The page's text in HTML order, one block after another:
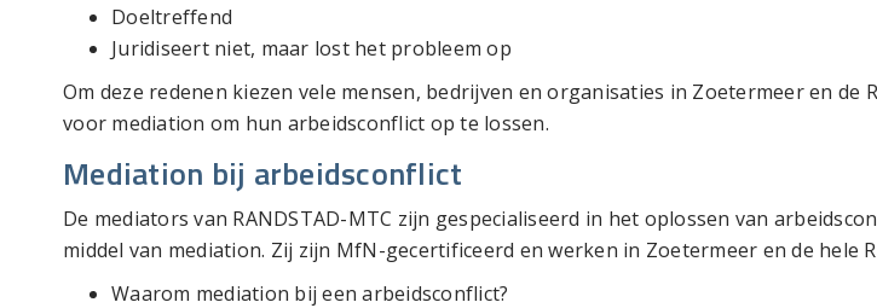
Doeltreffend
Juridiseert niet, maar lost het probleem op
Om deze redenen kiezen vele mensen, bedrijven en organisaties in Zoetermeer en de
voor mediation om hun arbeidsconflict op te lossen.
Mediation bij arbeidsconflict
De mediators van RANDSTAD-MTC zijn gespecialiseerd in het oplossen van
middel van mediation. Zij zijn MfN-gecertificeerd en werken in Zoetermeer en de hele
Waarom mediation bij een arbeidsconflict?